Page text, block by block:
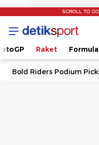
SCROLL TO
Raket Formula
Bold Riders Podium